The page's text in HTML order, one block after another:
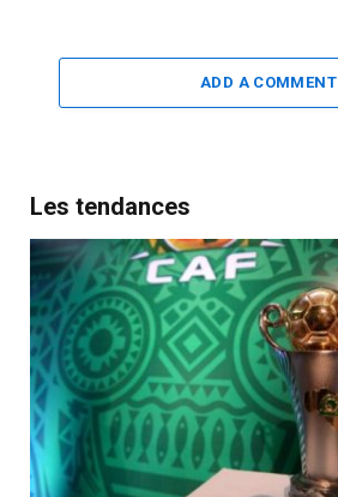
ADD A COMMENT
Les tendances